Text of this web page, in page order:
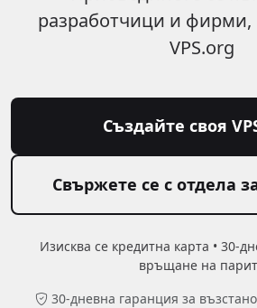
разработчици и
VPS.org
Създайте своя
Свържете се с отдела
Изисква се кредитна карта • 30-
връщане на
30-дневна гаранция за